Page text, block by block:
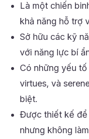
Là một chiến
khả năng hỗ trợ
Sở hữu các kỹ
với năng lực bí
Có những yếu
virtues, và
biệt.
Được thiết kế để
nhưng không